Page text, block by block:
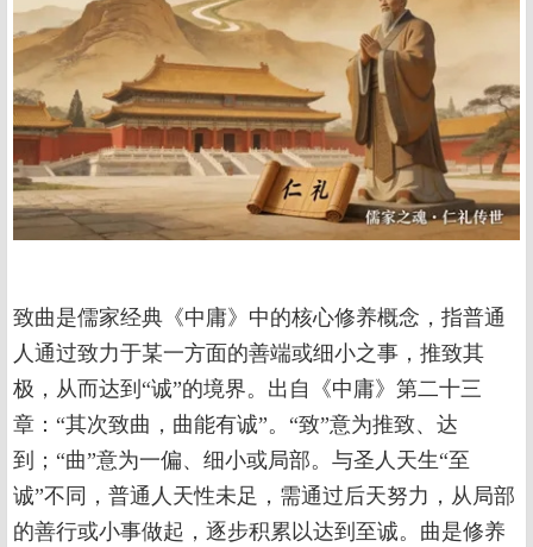
致曲是儒家经典《中庸》中的核心修养概念，指普通
人通过致力于某一方面的善端或细小之事，推致其
极，从而达到“诚”的境界。出自《中庸》第二十三
章：“其次致曲，曲能有诚”。“致”意为推致、达
到；“曲”意为一偏、细小或局部。与圣人天生“至
诚”不同，普通人天性未足，需通过后天努力，从局部
的善行或小事做起，逐步积累以达到至诚。曲是修养